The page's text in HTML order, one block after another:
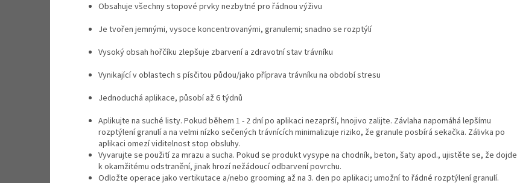
Obsahuje všechny stopové prvky nezbytné pro řádnou výživu
Je tvořen jemnými, vysoce koncentrovanými, granulemi; snadno se rozptýlí
Vysoký obsah hořčíku zlepšuje zbarvení a zdravotní stav trávníku
Vynikající v oblastech s písčitou půdou/jako příprava trávníku na období stresu
Jednoduchá aplikace, působí až 6 týdnů
Aplikujte na suché listy. Pokud během 1 - 2 dní po aplikaci nezaprší, hnojivo zalijte. Závlaha napomáhá lepšímu
rozptýlení granulí a na velmi nízko sečených trávnících minimalizuje riziko, že granule posbírá sekačka. Zálivka po
aplikaci omezí viditelnost stop obsluhy.
Vyvarujte se použití za mrazu a sucha. Pokud se produkt vysype na chodník, beton, šaty apod., ujistěte se, že dojde
k okamžitému odstranění, jinak hrozí nežádoucí odbarvení povrchu.
Odložte operace jako vertikutace a/nebo grooming až na 3. den po aplikaci; umožní to řádné rozptýlení granulí.